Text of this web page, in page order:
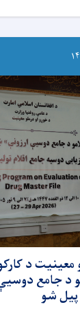
معینیت د
پیل شو